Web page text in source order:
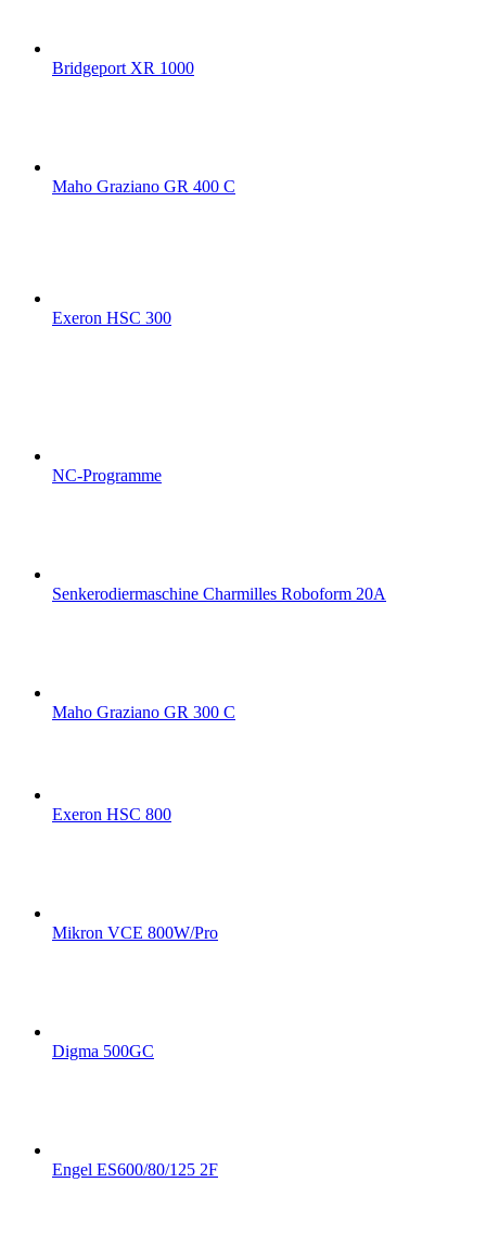
Bridgeport XR 1000
Maho Graziano GR 400 C
Exeron HSC 300
NC-Programme
Senkerodiermaschine Charmilles Roboform 20A
Maho Graziano GR 300 C
Exeron HSC 800
Mikron VCE 800W/Pro
Digma 500GC
Engel ES600/80/125 2F